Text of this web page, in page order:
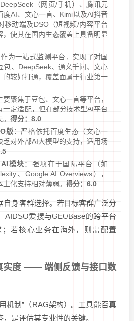
DeepSeek（网页/手机）、腾讯元
度AI、文心一言、Kimi以及AI抖音
移动端及DSO（短视频/内容平台
，使其在国内生态覆盖上具备明显
为一站式监测平台，实现了对国
包、DeepSeek、通义千问、文心
的较好打通，覆盖面属于行业第一
要聚焦于豆包、文心一言等平台，
一定适配，但在部分技术型AI平台
得分：8.0
版：严格依托百度生态（文心一
乏对外部AI大模型的支持，适用场
AI模块：强项在于国际平台（如
、Google AI Overviews），
化支持相对薄弱。 得分：6.0
自身客群选择。若目标客群广泛分
AIDSO爱搜与GEOBase的跨平台
若核心业务在海外，则需配置
实度 —— 端侧反馈与接口数
机制”（RAG架构）。工具能否真
是评估其专业性的关键。